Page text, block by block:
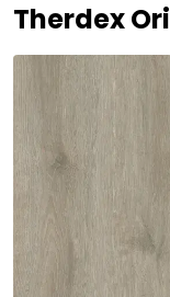
Therdex